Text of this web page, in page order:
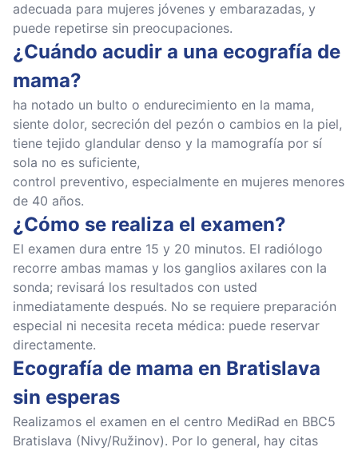
adecuada para mujeres jóvenes y embarazadas, y
puede repetirse sin preocupaciones.
¿Cuándo acudir a una ecografía de
mama?
ha notado un bulto o endurecimiento en la mama,
siente dolor, secreción del pezón o cambios en la piel,
tiene tejido glandular denso y la mamografía por sí
sola no es suficiente,
control preventivo, especialmente en mujeres menores
de 40 años.
¿Cómo se realiza el examen?
El examen dura entre 15 y 20 minutos. El radiólogo
recorre ambas mamas y los ganglios axilares con la
sonda; revisará los resultados con usted
inmediatamente después. No se requiere preparación
especial ni necesita receta médica: puede reservar
directamente.
Ecografía de mama en Bratislava
sin esperas
Realizamos el examen en el centro MediRad en BBC5
Bratislava (Nivy/Ružinov). Por lo general, hay citas